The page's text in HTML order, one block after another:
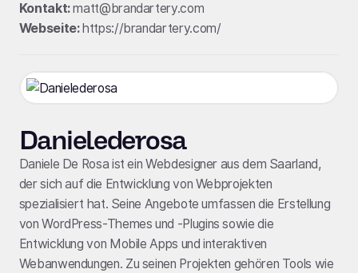
Kontakt:matt@brandartery.com
Webseite: https://brandartery.com/
Danielederosa
Daniele De Rosa ist ein Webdesigner aus dem Saarland,
der sich auf die Entwicklung von Webprojekten
spezialisiert hat. Seine Angebote umfassen die Erstellung
von WordPress-Themes und -Plugins sowie die
Entwicklung von Mobile Apps und interaktiven
Webanwendungen. Zu seinen Projekten gehören Tools wie